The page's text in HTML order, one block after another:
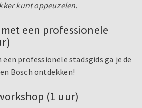
kunt oppeuzelen.
een professionele
professionele stadsgids ga je de
Bosch ontdekken!
(1 uur)